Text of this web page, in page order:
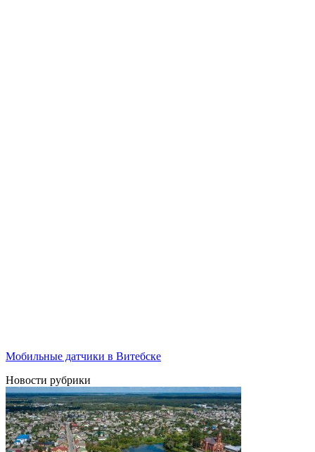
Мобильные датчики в Витебске
Новости рубрики